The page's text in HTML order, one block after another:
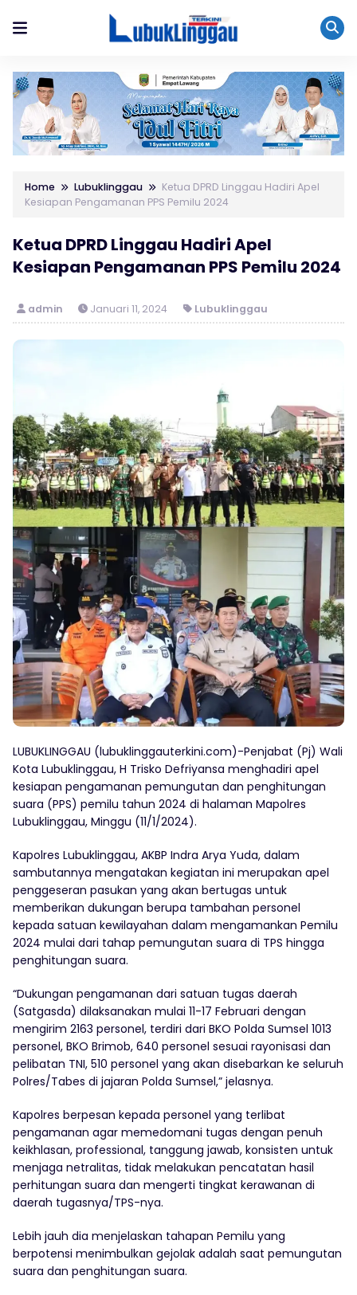
Home Lubuklinggau
Ketua DPRD Linggau Hadiri Apel
Kesiapan Pengamanan PPS Pemilu 2024
Ketua DPRD Linggau Hadiri Apel
Kesiapan Pengamanan PPS Pemilu 2024
admin Januari 11, 2024 Lubuklinggau
LUBUKLINGGAU (lubuklinggauterkini.com)-Penjabat (Pj) Wali
Kota Lubuklinggau, H Trisko Defriyansa menghadiri apel
kesiapan pengamanan pemungutan dan penghitungan
suara (PPS) pemilu tahun 2024 di halaman Mapolres
Lubuklinggau, Minggu (11/1/2024).
Kapolres Lubuklinggau, AKBP Indra Arya Yuda, dalam
sambutannya mengatakan kegiatan ini merupakan apel
penggeseran pasukan yang akan bertugas untuk
memberikan dukungan berupa tambahan personel
kepada satuan kewilayahan dalam mengamankan Pemilu
2024 mulai dari tahap pemungutan suara di TPS hingga
penghitungan suara.
“Dukungan pengamanan dari satuan tugas daerah
(Satgasda) dilaksanakan mulai 11-17 Februari dengan
mengirim 2163 personel, terdiri dari BKO Polda Sumsel 1013
personel, BKO Brimob, 640 personel sesuai rayonisasi dan
pelibatan TNI, 510 personel yang akan disebarkan ke seluruh
Polres/Tabes di jajaran Polda Sumsel,” jelasnya.
Kapolres berpesan kepada personel yang terlibat
pengamanan agar memedomani tugas dengan penuh
keikhlasan, professional, tanggung jawab, konsisten untuk
menjaga netralitas, tidak melakukan pencatatan hasil
perhitungan suara dan mengerti tingkat kerawanan di
daerah tugasnya/TPS-nya.
Lebih jauh dia menjelaskan tahapan Pemilu yang
berpotensi menimbulkan gejolak adalah saat pemungutan
suara dan penghitungan suara.